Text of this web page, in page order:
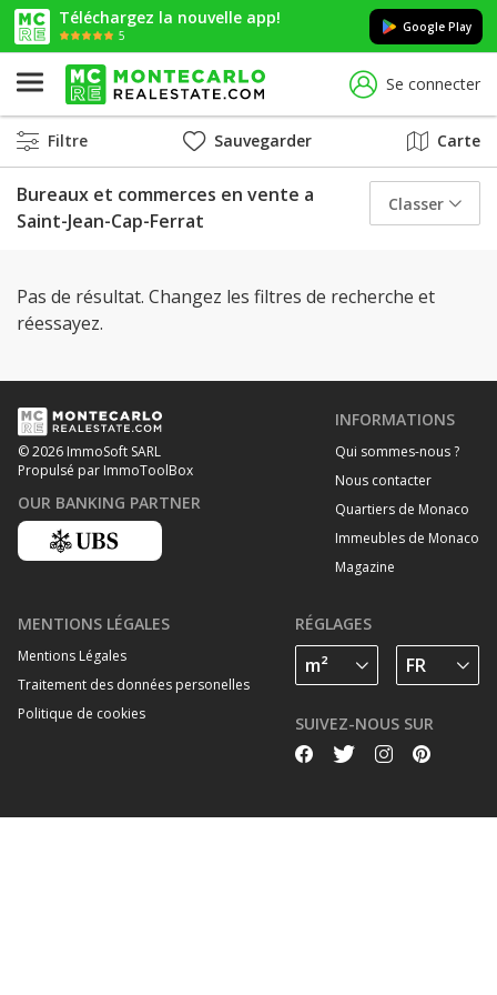
Téléchargez la nouvelle app!
5
Google Play
Se connecter
Filtre Sauvegarder Carte
Bureaux et commerces en vente a
Saint-Jean-Cap-Ferrat
Classer
Pas de résultat. Changez les filtres de recherche et
réessayez.
© 2026 ImmoSoft SARL
Propulsé par ImmoToolBox
OUR BANKING PARTNER
INFORMATIONS
Qui sommes-nous ?
Nous contacter
Quartiers de Monaco
Immeubles de Monaco
Magazine
MENTIONS LÉGALES
Mentions Légales
Traitement des données personelles
Politique de cookies
RÉGLAGES
SUIVEZ-NOUS SUR